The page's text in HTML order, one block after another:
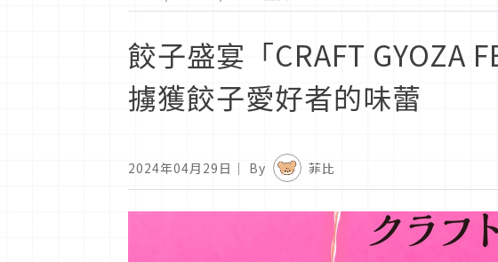
餃子盛宴「CRAFT GYOZA
擄獲餃子愛好者的味蕾
2024年04月29日 ｜ By 菲比